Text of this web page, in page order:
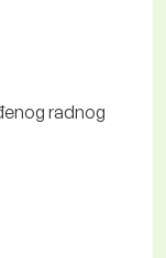
radnog